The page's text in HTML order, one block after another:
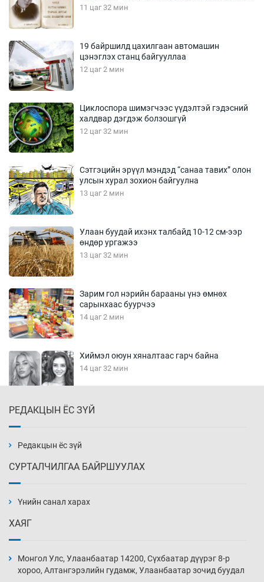
11 цаг 32 мин
19 байршилд цахилгаан автомашин
цэнэглэх станц байгууллаа
12 цаг 2 мин
Циклоспора шимэгчээс үүдэлтэй гэдэсний
халдвар дэгдэж болзошгүй
12 цаг 32 мин
Сэтгэцийн эрүүл мэндэд “санаа тавих” олон
улсын хурал зохион байгуулна
13 цаг 2 мин
Улаан буудай ихэнх талбайд 10-12 см-ээр
өндөр ургажээ
13 цаг 32 мин
Зарим гол нэрийн барааны үнэ өмнөх
сарынхаас буурчээ
14 цаг 2 мин
Хиймэл оюун хяналтаас гарч байна
14 цаг 32 мин
15 цаг 2 мин
нэмэгджээ
15 цаг 32 мин
РЕДАКЦЫН ЁС ЗҮЙ
Редакцын ёс зүй
СУРТАЛЧИЛГАА БАЙРШУУЛАХ
Үнийн санал харах
ХАЯГ
Монгол Улс, Улаанбаатар 14200, Сүхбаатар дүүрэг 8-р
хороо, Алтангэрэлийн гудамж, Улаанбаатар зочид буудал